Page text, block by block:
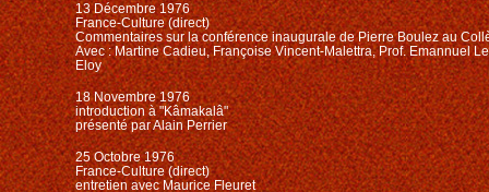
13 Décembre 1976
France-Culture (direct)
Commentaires sur la conférence inaugurale de Pierre Boulez au
Avec : Martine Cadieu, Françoise Vincent-Malettra, Prof. Emannuel
Eloy
18 Novembre 1976
introduction à "Kâmakalâ"
présenté par Alain Perrier
25 Octobre 1976
France-Culture (direct)
entretien avec Maurice Fleuret